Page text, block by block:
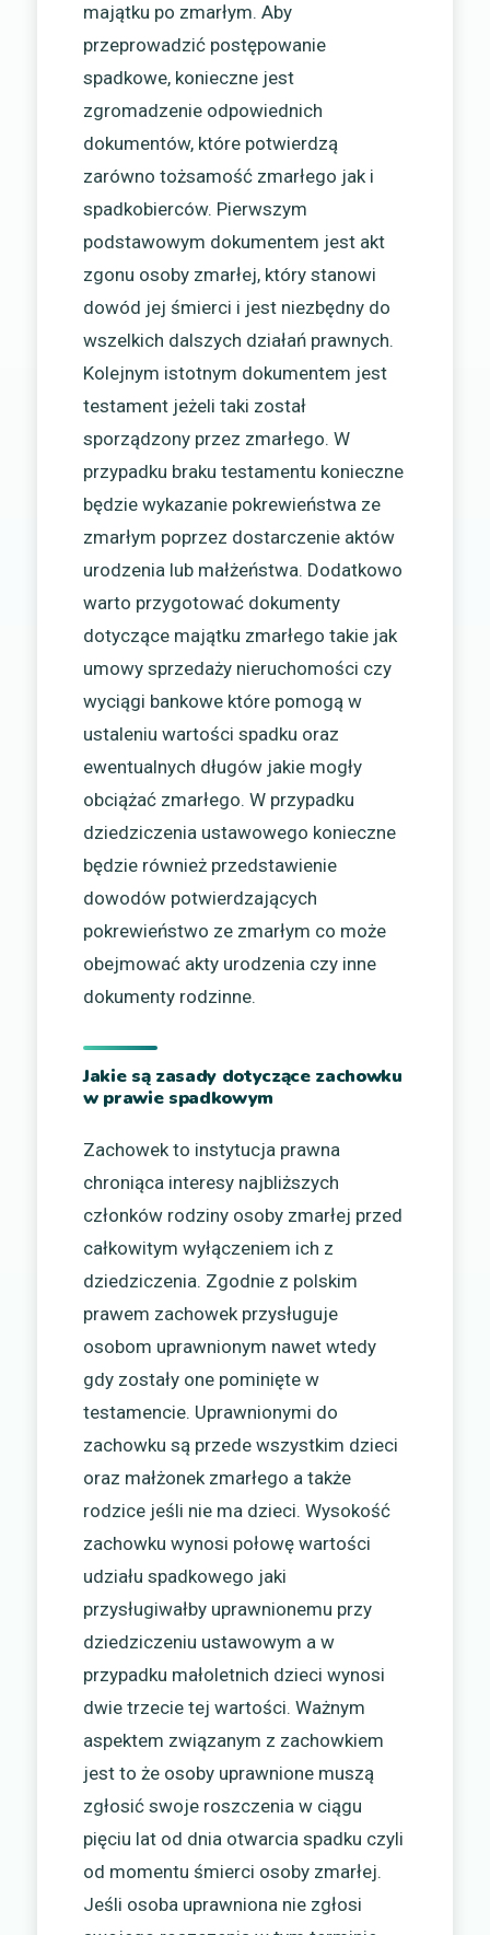
majątku po zmarłym. Aby
przeprowadzić postępowanie
spadkowe, konieczne jest
zgromadzenie odpowiednich
dokumentów, które potwierdzą
zarówno tożsamość zmarłego jak i
spadkobierców. Pierwszym
podstawowym dokumentem jest akt
zgonu osoby zmarłej, który stanowi
dowód jej śmierci i jest niezbędny do
wszelkich dalszych działań prawnych.
Kolejnym istotnym dokumentem jest
testament jeżeli taki został
sporządzony przez zmarłego. W
przypadku braku testamentu konieczne
będzie wykazanie pokrewieństwa ze
zmarłym poprzez dostarczenie aktów
urodzenia lub małżeństwa. Dodatkowo
warto przygotować dokumenty
dotyczące majątku zmarłego takie jak
umowy sprzedaży nieruchomości czy
wyciągi bankowe które pomogą w
ustaleniu wartości spadku oraz
ewentualnych długów jakie mogły
obciążać zmarłego. W przypadku
dziedziczenia ustawowego konieczne
będzie również przedstawienie
dowodów potwierdzających
pokrewieństwo ze zmarłym co może
obejmować akty urodzenia czy inne
dokumenty rodzinne.
Jakie są zasady dotyczące zachowku
w prawie spadkowym
Zachowek to instytucja prawna
chroniąca interesy najbliższych
członków rodziny osoby zmarłej przed
całkowitym wyłączeniem ich z
dziedziczenia. Zgodnie z polskim
prawem zachowek przysługuje
osobom uprawnionym nawet wtedy
gdy zostały one pominięte w
testamencie. Uprawnionymi do
zachowku są przede wszystkim dzieci
oraz małżonek zmarłego a także
rodzice jeśli nie ma dzieci. Wysokość
zachowku wynosi połowę wartości
udziału spadkowego jaki
przysługiwałby uprawnionemu przy
dziedziczeniu ustawowym a w
przypadku małoletnich dzieci wynosi
dwie trzecie tej wartości. Ważnym
aspektem związanym z zachowkiem
jest to że osoby uprawnione muszą
zgłosić swoje roszczenia w ciągu
pięciu lat od dnia otwarcia spadku czyli
od momentu śmierci osoby zmarłej.
Jeśli osoba uprawniona nie zgłosi